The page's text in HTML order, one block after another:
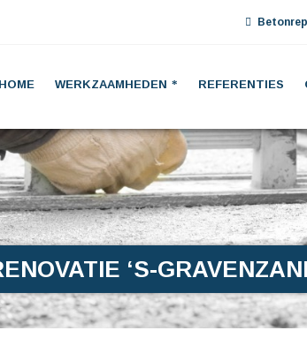
HOME WERKZAAMHEDEN REFERENTIES
‘S-